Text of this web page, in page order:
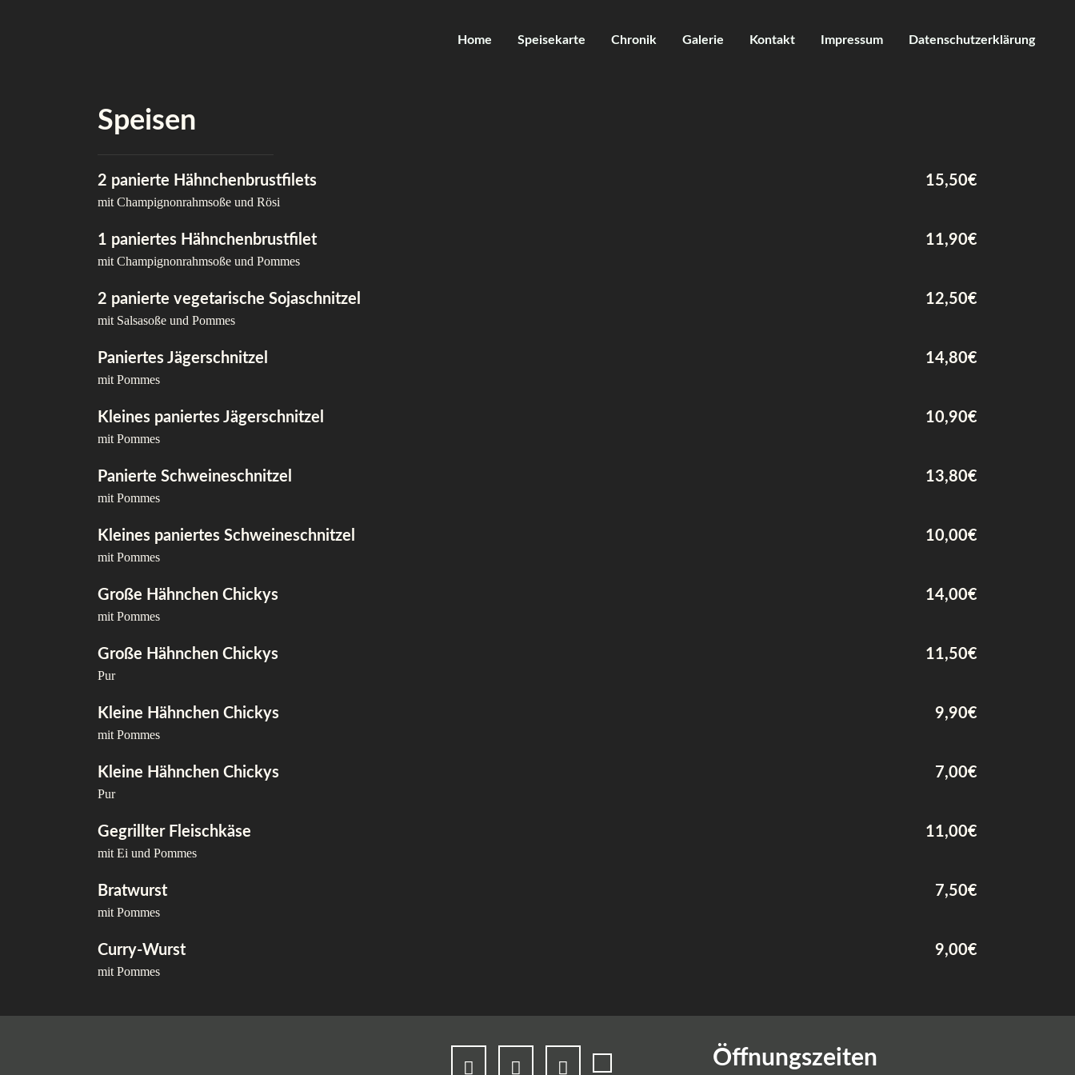
Home Speisekarte Chronik Galerie Kontakt Impressum Datenschutzerklärung
Speisen
2 panierte Hähnchenbrustfilets 15,50€
mit Champignonrahmsoße und Rösi
1 paniertes Hähnchenbrustfilet 11,90€
mit Champignonrahmsoße und Pommes
2 panierte vegetarische Sojaschnitzel 12,50€
mit Salsasoße und Pommes
Paniertes Jägerschnitzel 14,80€
mit Pommes
Kleines paniertes Jägerschnitzel 10,90€
mit Pommes
Panierte Schweineschnitzel 13,80€
mit Pommes
Kleines paniertes Schweineschnitzel 10,00€
mit Pommes
Große Hähnchen Chickys 14,00€
mit Pommes
Große Hähnchen Chickys 11,50€
Pur
Kleine Hähnchen Chickys 9,90€
mit Pommes
Kleine Hähnchen Chickys 7,00€
Pur
Gegrillter Fleischkäse 11,00€
mit Ei und Pommes
Bratwurst 7,50€
mit Pommes
Curry-Wurst 9,00€
mit Pommes
Öffnungszeiten